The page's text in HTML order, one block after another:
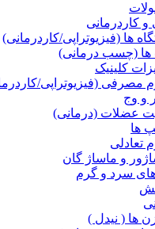
و کاردرمانی
ها (فیزیوتراپی/کاردرمانی)
ها (چسب درمانی)
کلینیک
مصرفی (فیزیوتراپی/
و وج
عضلات (درمانی)
ها
تعادلی
و ماساژ گان
سرد و گرم
ها ( نیدل )